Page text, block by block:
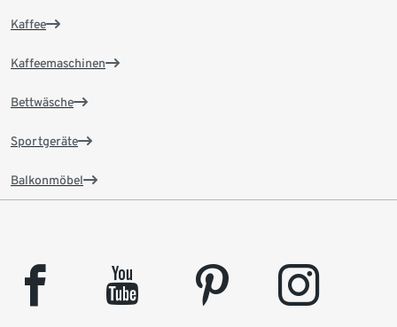
Kaffee
Kaffeemaschinen
Bettwäsche
Sportgeräte
Balkonmöbel
facebook youtube pinterest instagram